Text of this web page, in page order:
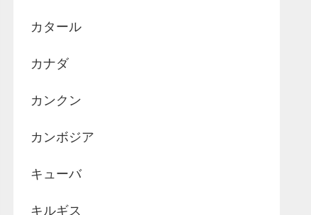
カタール
カナダ
カンクン
カンボジア
キューバ
キルギス